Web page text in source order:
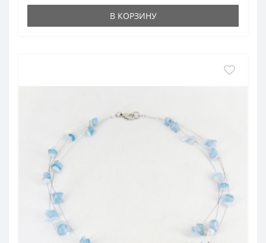
В КОРЗИНУ